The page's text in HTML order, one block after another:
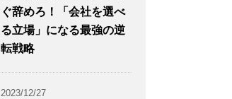
ぐ辞めろ！「会社を選べ
る立場」になる最強の逆
転戦略
2023/12/27